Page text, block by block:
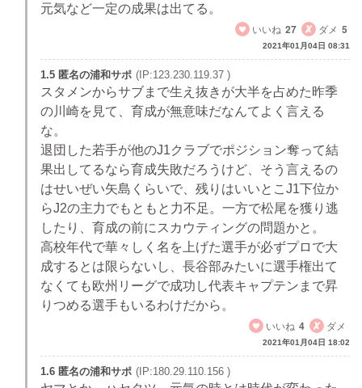
元気など一定の成果は出てる。
いいね 27 ダメ 5
2021年01月04日 08:31
1.5 匿名の浦和サポ (IP:123.230.119.37 )
スタメンからサブまで生え抜きが大半を占めた昨季
の川崎を見て、育成が無意味だなんてよく言える
な。
退団した若手が他のJ1クラブでポジション奪って結
果出してるなら育成失敗だろうけど、そう言えるの
はせいぜい矢島くらいで、残りはいいとこJ1下位か
らJ2の主力でもともと力不足。一方で松尾を獲り逃
したり、育成の前にスカウティングの問題かと。
高校年代で華々しく名を上げた選手が必ずプロで大
成するとは限らないし、長谷部みたいに選手権出て
なくても欧州リーグで成功し代表キャプテンまで昇
りつめる選手もいるわけだから。
いいね 4 ダメ
2021年01月04日 18:02
1.6 匿名の浦和サポ (IP:180.29.110.156 )